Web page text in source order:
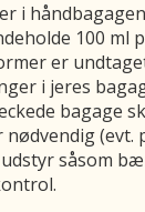
i
100
er
i jeres
bagage
såsom